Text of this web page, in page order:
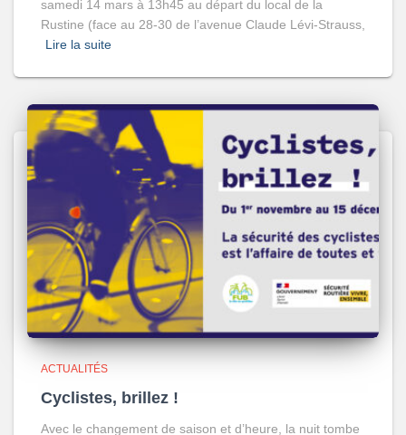
samedi 14 mars à 13h45 au départ du local de la
Rustine (face au 28-30 de l’avenue Claude Lévi-Strauss,
Lire la suite
ACTUALITÉS
Cyclistes, brillez !
Avec le changement de saison et d’heure, la nuit tombe